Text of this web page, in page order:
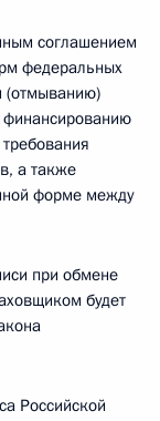
соглашением
федеральных
(отмыванию)
финансированию
а также
форме между
при обмене
будет
Российской